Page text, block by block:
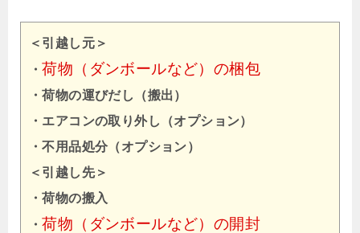
＜引越し元＞
・荷物（ダンボールなど）の梱包
・荷物の運びだし（搬出）
・エアコンの取り外し（オプション）
・不用品処分（オプション）
＜引越し先＞
・荷物の搬入
・荷物（ダンボールなど）の開封